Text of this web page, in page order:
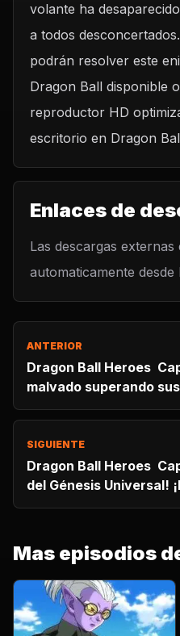
volante ha
a todos
podrán resolver este
Dragon Ball disponible
reproductor HD
escritorio en Dragon
Enlaces de
Las descargas
automaticamente desde
ANTERIOR
Dragon Ball Heroes
malvado superando sus límites! ¡El regreso de
Broly!
SIGUIENTE
Dragon Ball Heroes
del Génesis Universal! ¡El nacimiento de un
nuevo mundo!
Mas episodios